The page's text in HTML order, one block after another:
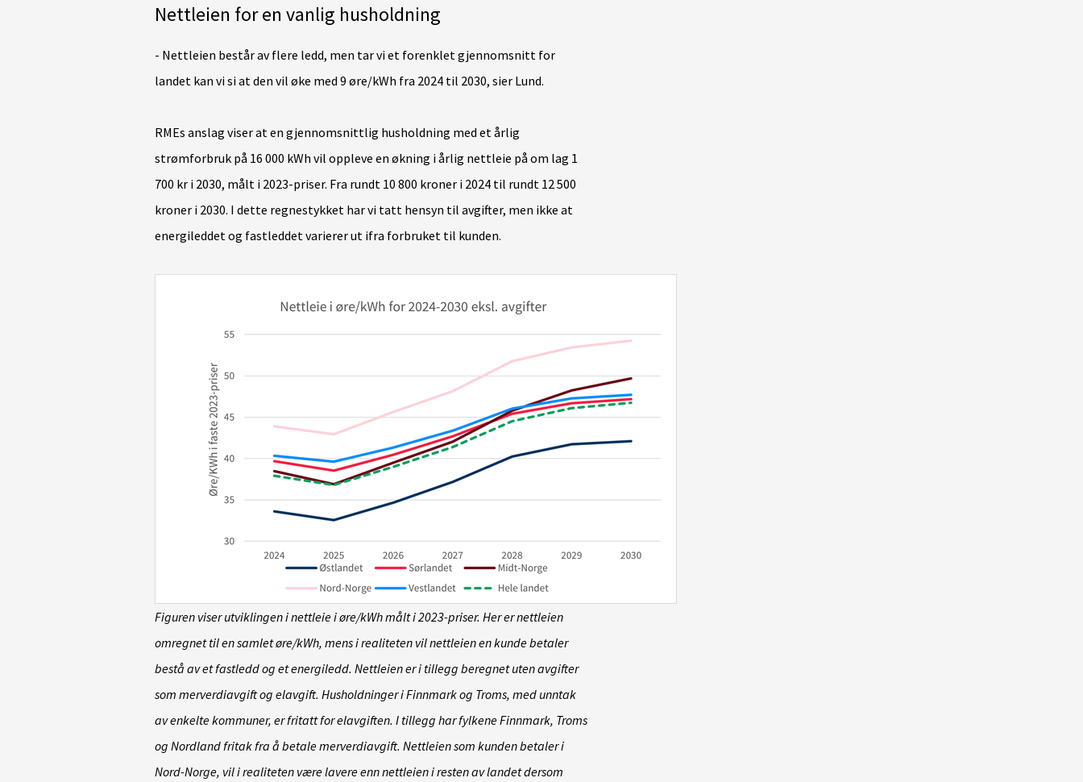
Nettleien for en vanlig husholdning
- Nettleien består av flere ledd, men tar vi et forenklet gjennomsnitt for
landet kan vi si at den vil øke med 9 øre/kWh fra 2024 til 2030, sier Lund.
RMEs anslag viser at en gjennomsnittlig husholdning med et årlig
strømforbruk på 16 000 kWh vil oppleve en økning i årlig nettleie på om lag 1
700 kr i 2030, målt i 2023-priser. Fra rundt 10 800 kroner i 2024 til rundt 12 500
kroner i 2030. I dette regnestykket har vi tatt hensyn til avgifter, men ikke at
energileddet og fastleddet varierer ut ifra forbruket til kunden.
Figuren viser utviklingen i nettleie i øre/kWh målt i 2023-priser. Her er nettleien
omregnet til en samlet øre/kWh, mens i realiteten vil nettleien en kunde betaler
bestå av et fastledd og et energiledd. Nettleien er i tillegg beregnet uten avgifter
som merverdiavgift og elavgift. Husholdninger i Finnmark og Troms, med unntak
av enkelte kommuner, er fritatt for elavgiften. I tillegg har fylkene Finnmark, Troms
og Nordland fritak fra å betale merverdiavgift. Nettleien som kunden betaler i
Nord-Norge, vil i realiteten være lavere enn nettleien i resten av landet dersom